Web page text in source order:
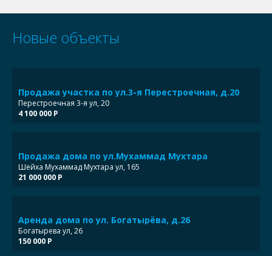
Новые объекты
Продажа участка по ул.3-я Перестроечная, д.20
Перестроечная 3-я ул, 20
4 100 000 Р
Продажа дома по ул.Мухаммад Мухтара
Шейха Мухаммад Мухтара ул, 165
21 000 000 Р
Аренда дома по ул. Богатырёва, д.26
Богатырева ул, 26
150 000 Р